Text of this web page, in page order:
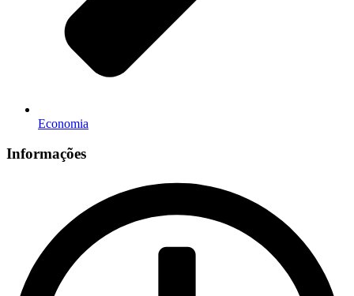
Economia
Informações